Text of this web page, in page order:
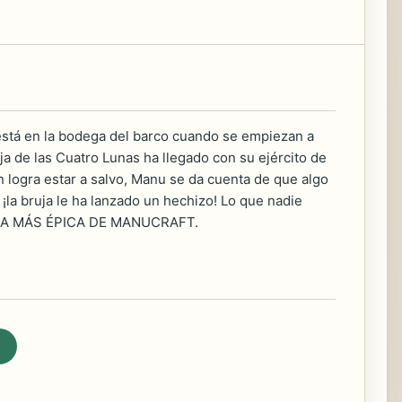
en la bodega del barco cuando se empiezan a
de las Cuatro Lunas ha llegado con su ejército de
estar a salvo, Manu se da cuenta de que algo
bruja le ha lanzado un hechizo! Lo que nadie
ÉPICA DE MANUCRAFT.